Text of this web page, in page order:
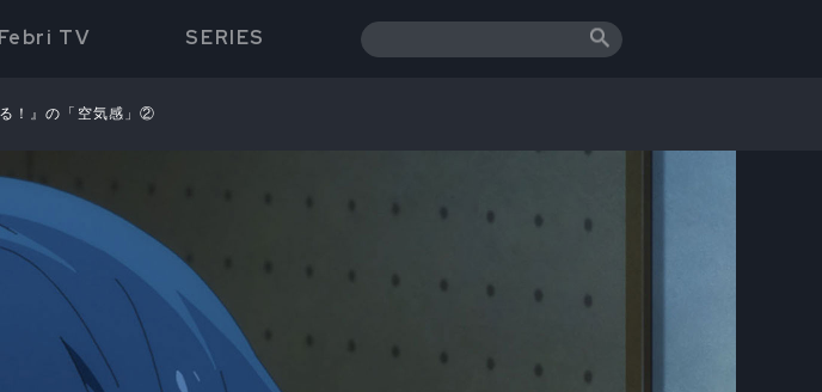
Febri TV SERIES
！』の「空気感」②